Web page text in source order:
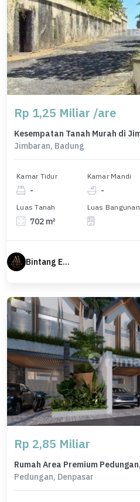
Rp 1,25 Miliar /are
Jimbaran, Badung
Kamar Tidur
-
Kamar Mandi
-
Luas Tanah
702 m²
Luas Bangunan
Bintang Erlangga
Rp 2,85 Miliar
Pedungan, Denpasar